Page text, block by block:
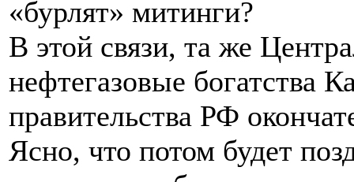
«бурлят» митинги?
В этой связи, та же
нефтегазовые богатства
правительства РФ
Ясно, что потом будет